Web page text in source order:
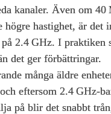
kanaler. Även om 40
högre hastighet, är det
2.4 GHz. I praktiken
det ger förbättringar.
många äldre
eftersom 2.4
på blir det snabbt